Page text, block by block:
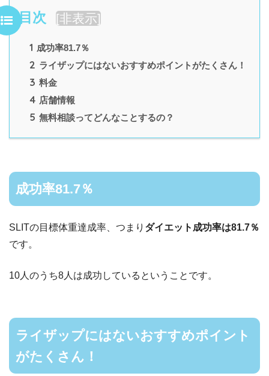
目次 [非表示]
1 成功率81.7％
2 ライザップにはないおすすめポイントがたくさん！
3 料金
4 店舗情報
5 無料相談ってどんなことするの？
成功率81.7％
SLITの目標体重達成率、つまり ダイエット成功率は81.7％
です。
10人のうち8人は成功しているということです。
ライザップにはないおすすめポイント
がたくさん！